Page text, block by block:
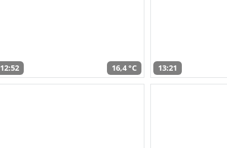
12:52 16,4 °C 13:21